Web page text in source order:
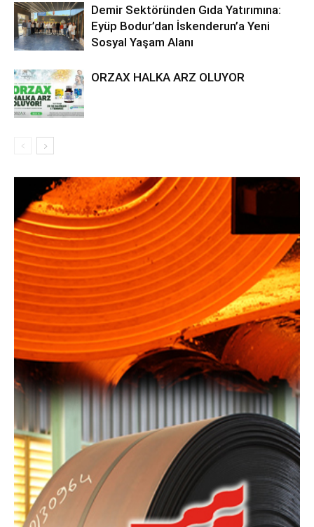
Demir Sektöründen Gıda Yatırımına:
Eyüp Bodur’dan İskenderun’a Yeni
Sosyal Yaşam Alanı
ORZAX HALKA ARZ OLUYOR